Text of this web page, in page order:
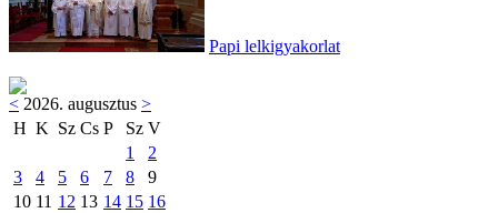
Papi lelkigyakorlat
< 2026. augusztus >
H K Sz Cs P Sz V
1
2
3
4 5 6 7 8
9
10 11 12 13 14 15 16